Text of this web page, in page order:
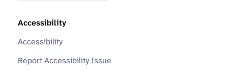
Accessibility
Accessibility
Report Accessibility Issue